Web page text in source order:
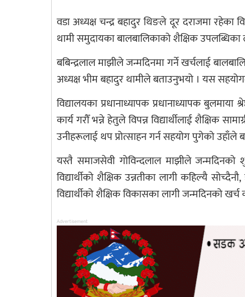
वडा अध्यक्ष चन्द्र बहादुर थिङले दूर दराजमा रहेका
थामी समुदायका बालबालिकाको शैक्षिक उपलब्धिका
बबिन्द्रलाल माझीले जन्मदिनमा गर्ने खर्चलाई
अध्यक्ष भीम बहादुर थामीले बताउनुभयो । यस
विद्यालयका प्रधानाध्यापक प्रधानाध्यापक
कार्य गरौँ भन्ने हेतुले विपन्न विद्यार्थीलाई शैक्षिक
उनीहरूलाई थप प्रोत्साहन गर्न सहयोग पुगेको उहाँले
यस्तै समाजसेवी गोविन्दलाल माझीले जन्मदिनको
विद्यार्थीको शैक्षिक उन्नतीका लागी कहिल्यै
विद्यार्थीको शैक्षिक विकासका लागी जन्मदिनको
Advertisement